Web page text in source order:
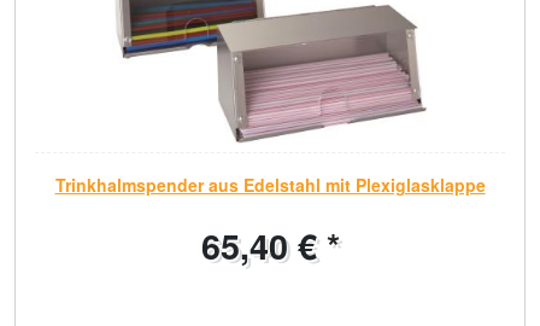
Trinkhalmspender aus Edelstahl mit Plexiglasklappe
65,40 € *